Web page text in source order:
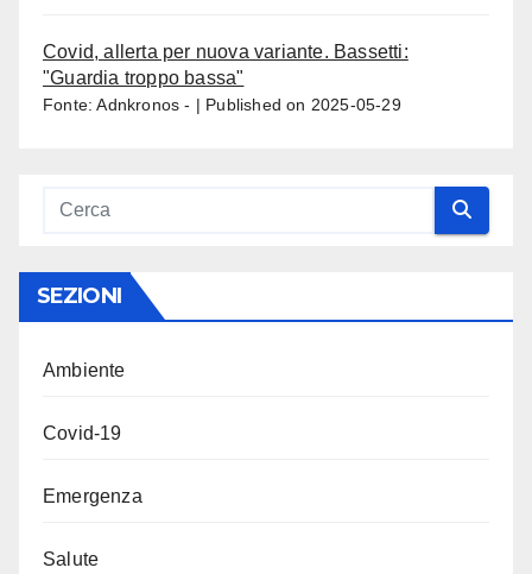
Covid, allerta per nuova variante. Bassetti:
"Guardia troppo bassa"
Fonte: Adnkronos - Published on 2025-05-29
SEZIONI
Ambiente
Covid-19
Emergenza
Salute